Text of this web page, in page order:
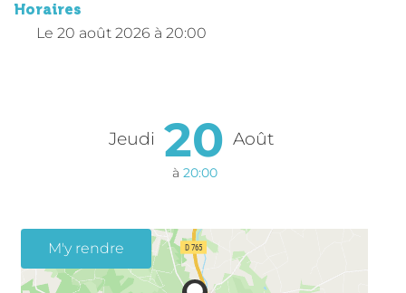
Horaires
Le 20 août 2026 à 20:00
Jeudi 20 Août
à 20:00
M'y rendre